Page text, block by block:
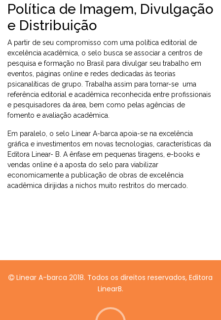
Política de Imagem, Divulgação
e Distribuição
A partir de seu compromisso com uma política editorial de
excelência acadêmica, o selo busca se associar a centros de
pesquisa e formação no Brasil para divulgar seu trabalho em
eventos, páginas online e redes dedicadas às teorias
psicanalíticas de grupo. Trabalha assim para tornar-se uma
referência editorial e acadêmica reconhecida entre profissionais
e pesquisadores da área, bem como pelas agências de
fomento e avaliação acadêmica.
Em paralelo, o selo Linear A-barca apoia-se na excelência
gráfica e investimentos em novas tecnologias, características da
Editora Linear- B. A ênfase em pequenas tiragens, e-books e
vendas online é a aposta do selo para viabilizar
economicamente a publicação de obras de excelência
acadêmica dirijidas a nichos muito restritos do mercado.
Linear A-barca 2018. Todos os direitos reservados, Editora
LinearB.